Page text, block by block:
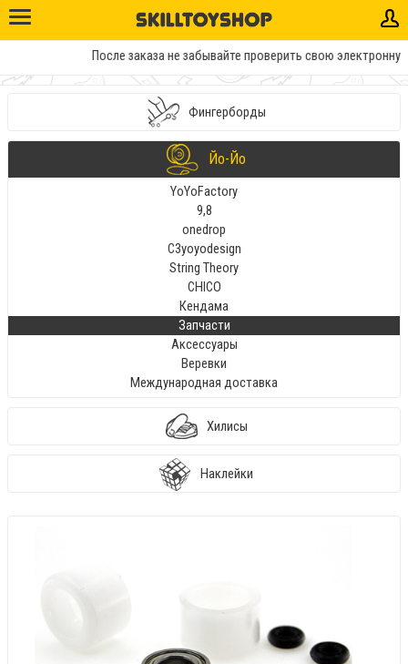
После заказа не забывайте проверить свою
Фингерборды
Йо-Йо
YoYoFactory
9,8
onedrop
C3yoyodesign
String Theory
CHICO
Кендама
Запчасти
Аксессуары
Веревки
Международная доставка
Хилисы
Наклейки